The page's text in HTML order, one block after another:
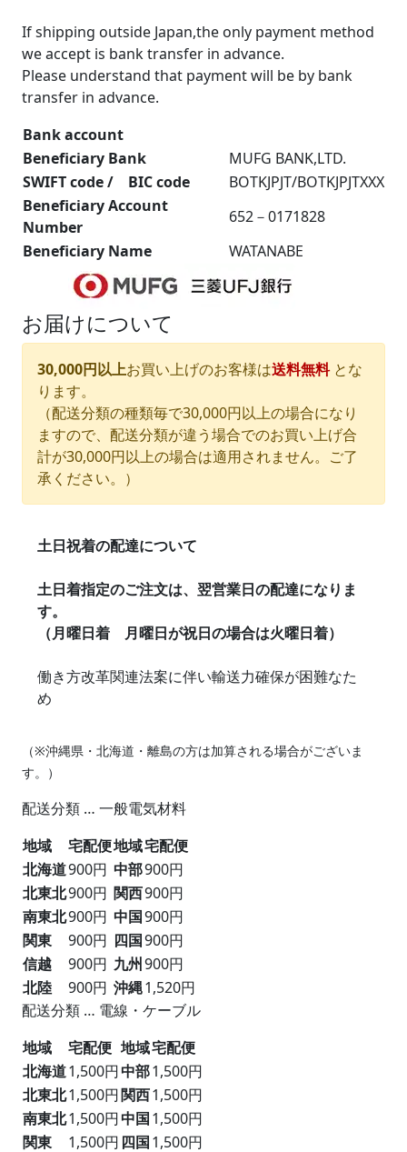
If shipping outside Japan,the only payment method
we accept is bank transfer in advance.
Please understand that payment will be by bank
transfer in advance.
Bank account
Beneficiary Bank
MUFG BANK,LTD.
SWIFT code / BIC code
BOTKJPJT/BOTKJPJTXXX
Beneficiary Account
Number
652－0171828
Beneficiary Name
WATANABE
お届けについて
30,000円以上お買い上げのお客様は送料無料とな
ります。
（配送分類の種類毎で30,000円以上の場合になり
ますので、配送分類が違う場合でのお買い上げ合
計が30,000円以上の場合は適用されません。ご了
承ください。）
土日祝着の配達について
土日着指定のご注文は、翌営業日の配達になりま
す。
（月曜日着 月曜日が祝日の場合は火曜日着）
働き方改革関連法案に伴い輸送力確保が困難なた
め
（※沖縄県・北海道・離島の方は加算される場合がございま
す。）
配送分類 … 一般電気材料
地域
宅配便地域宅配便
北海道900円 中部900円
北東北900円 関西900円
南東北900円 中国900円
関東
900円 四国900円
信越
900円 九州900円
北陸
900円 沖縄1,520円
配送分類 … 電線・ケーブル
地域
宅配便 地域宅配便
北海道1,500円中部1,500円
北東北1,500円関西1,500円
南東北1,500円中国1,500円
関東
1,500円 四国1,500円